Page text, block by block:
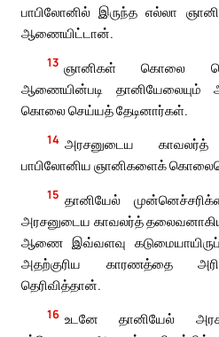
பாபிலோனில் இருந்த எல்லா
ஆணையிட்டான்.
13 ஞானிகள் கொலை
ஆணையின்படி தானியேலையும்
கொலை செய்யத் தேடினார்கள்.
14 அரசனுடைய
பாபிலோனிய ஞானிகளைக்
15 தானியேல்
அரசனுடைய காவலர்த்
ஆணை இவ்வளவு
அதற்குரிய காரணத்தை
தெரிவித்தான்.
16 உடனே தானியேல்